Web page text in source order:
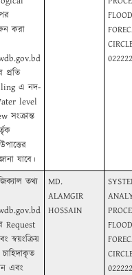
করা
এ নদ-
level
সংক্রান্ত
যাবে।
FLOOD
তথ্য
Request
স্বয়ংক্রিয়
এবং
MD.
ALAMGIR
HOSSAIN
FLOOD